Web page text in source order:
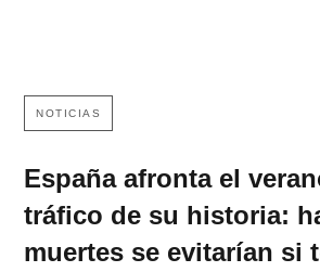
NOTICIAS
España afronta el
tráfico de su historia:
muertes se evitarían si